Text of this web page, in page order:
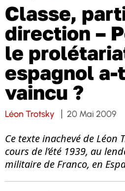
Classe,
direction –
le
espagnol
vaincu ?
Léon Trotsky 20 Mai 2009
Ce texte inachevé de Léon
cours de l’été 1939, au
militaire de Franco, en